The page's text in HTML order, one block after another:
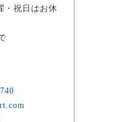
・祝日はお休